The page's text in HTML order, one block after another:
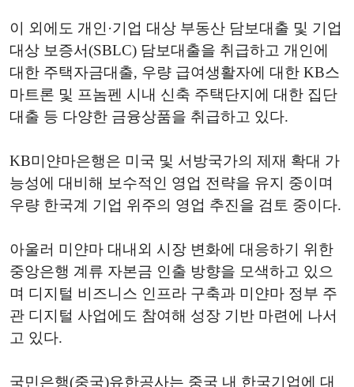
이 외에도 개인·기업 대상 부동산 담보대출 및 기업
대상 보증서(SBLC) 담보대출을 취급하고 개인에
대한 주택자금대출, 우량 급여생활자에 대한 KB스
마트론 및 프놈펜 시내 신축 주택단지에 대한 집단
대출 등 다양한 금융상품을 취급하고 있다.
KB미얀마은행은 미국 및 서방국가의 제재 확대 가
능성에 대비해 보수적인 영업 전략을 유지 중이며
우량 한국계 기업 위주의 영업 추진을 검토 중이다.
아울러 미얀마 대내외 시장 변화에 대응하기 위한
중앙은행 계류 자본금 인출 방향을 모색하고 있으
며 디지털 비즈니스 인프라 구축과 미얀마 정부 주
관 디지털 사업에도 참여해 성장 기반 마련에 나서
고 있다.
국민은행(중국)유한공사는 중국 내 한국기업에 대